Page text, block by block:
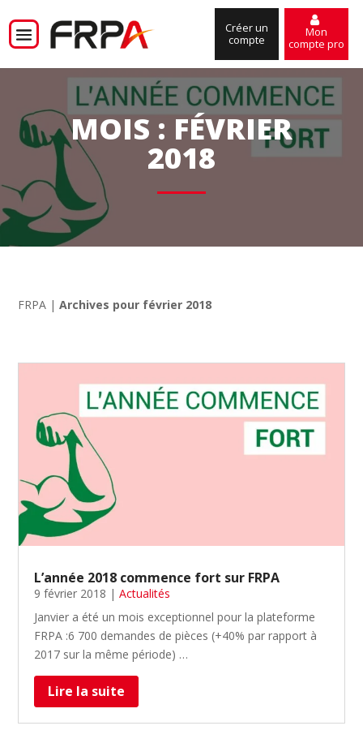
Créer un
compte
Mon
compte pro
MOIS : FÉVRIER
2018
FRPA |Archives pour février 2018
L’année 2018 commence fort sur FRPA
9 février 2018 |Actualités
Janvier a été un mois exceptionnel pour la plateforme
FRPA :6 700 demandes de pièces (+40% par rapport à
2017 sur la même période) …
Lire la suite